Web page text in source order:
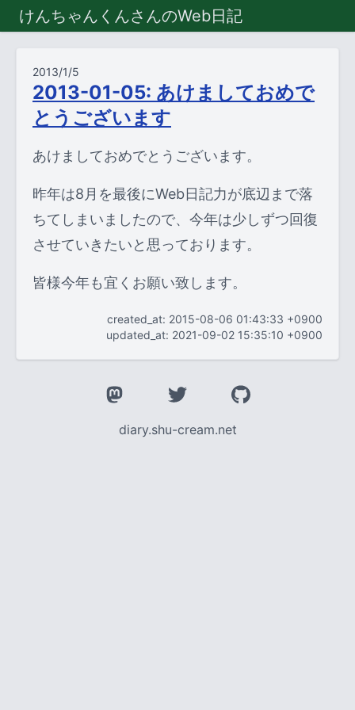
けんちゃんくんさんのWeb日記
2013/1/5
2013-01-05: あけましておめで
とうございます
あけましておめでとうございます。
昨年は8月を最後にWeb日記力が底辺まで落
ちてしまいましたので、今年は少しずつ回復
させていきたいと思っております。
皆様今年も宜くお願い致します。
created_at: 2015-08-06 01:43:33 +0900
updated_at: 2021-09-02 15:35:10 +0900
diary.shu-cream.net